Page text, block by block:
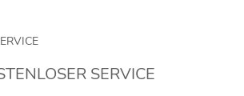
SERVICE